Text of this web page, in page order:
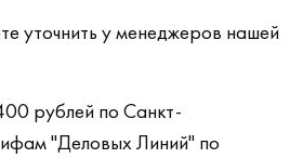
уточнить у менеджеров нашей
рублей по Санкт-
"Деловых Линий" по